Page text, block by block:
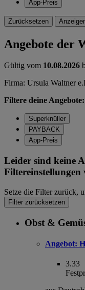
App-Preis
Zurücksetzen
Angebote der
Gültig vom 10.08.2026
Firma: Ursula Waltner
Filtere deine Angebote:
Superknüller
PAYBACK
App-Preis
Leider sind keine
Filtereinstellungen
Setze die Filter zurück,
Filter zurücksetzen
Obst &
Angebot:
3.33